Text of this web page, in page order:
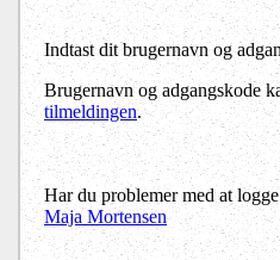
Indtast dit brugernavn og
Brugernavn og adgangskode
tilmeldingen.
Har du problemer med at
Maja Mortensen